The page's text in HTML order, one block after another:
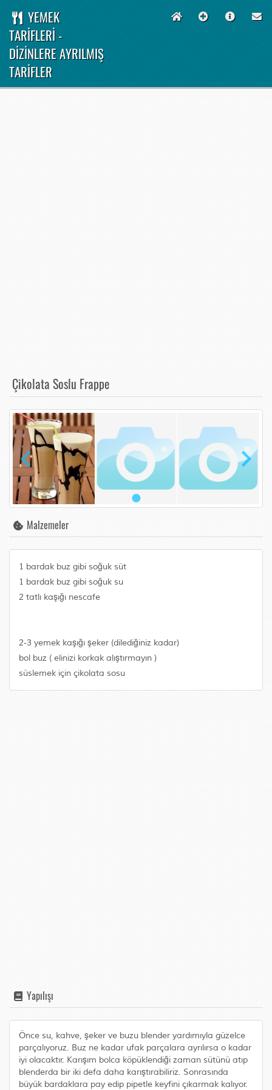
YEMEK
TARİFLERİ -
DİZİNLERE AYRILMIŞ
TARİFLER
Çikolata Soslu Frappe
Malzemeler
1 bardak buz gibi soğuk süt
1 bardak buz gibi soğuk su
2 tatlı kaşığı nescafe
2-3 yemek kaşığı şeker (dilediğiniz kadar)
bol buz ( elinizi korkak alıştırmayın )
süslemek için çikolata sosu
Yapılışı
Önce su, kahve, şeker ve buzu blender yardımıyla güzelce
parçalıyoruz. Buz ne kadar ufak parçalara ayrılırsa o kadar
iyi olacaktır. Karışım bolca köpüklendiği zaman sütünü atıp
blenderda bir iki defa daha karıştırabiliriz. Sonrasında
büyük bardaklara pay edip pipetle keyfini çıkarmak kalıyor.